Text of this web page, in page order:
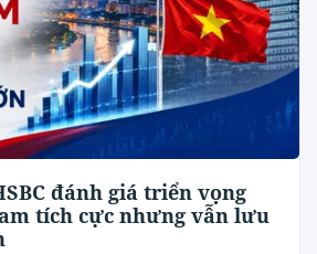
đánh giá triển vọng
tích cực nhưng vẫn lưu